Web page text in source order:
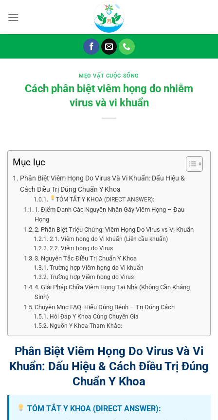
đến
MẸO VẶT CUỘC SỐNG
Cách phân biệt viêm họng do nhiễm
virus và vi khuẩn
Mục lục
Phân Biệt Viêm Họng Do Virus Và Vi Khuẩn: Dấu Hiệu &
Cách Điều Trị Đúng Chuẩn Y Khoa
TÓM TẮT Y KHOA (DIRECT ANSWER):
1. Điểm Danh Các Nguyên Nhân Gây Viêm Họng – Đau
Họng
2. Phân Biệt Triệu Chứng: Viêm Họng Do Virus vs Vi Khuẩn
2.1. Viêm họng do Vi khuẩn (Liên cầu khuẩn)
2.2. Viêm họng do Virus
3. Nguyên Tắc Điều Trị Chuẩn Y Khoa
Trường hợp Viêm họng do Vi khuẩn
Trường hợp Viêm họng do Virus
4. Giải Pháp Chữa Viêm Họng Tại Nhà (Không Cần Kháng
Sinh)
Chuyên Mục FAQ: Hiểu Đúng Bệnh – Trị Đúng Cách
Hỏi Đáp Y Khoa Cùng Chuyên Gia
Nguồn Y Khoa Tham Khảo:
Phân Biệt Viêm Họng Do Virus Và Vi
Khuẩn: Dấu Hiệu & Cách Điều Trị Đúng
Chuẩn Y Khoa
TÓM TẮT Y KHOA (DIRECT ANSWER):